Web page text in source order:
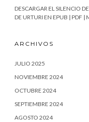
DESCARGAR EL SILENCIO
DE URTURI EN EPUB | PDF |
ARCHIVOS
JULIO 2025
NOVIEMBRE 2024
OCTUBRE 2024
SEPTIEMBRE 2024
AGOSTO 2024